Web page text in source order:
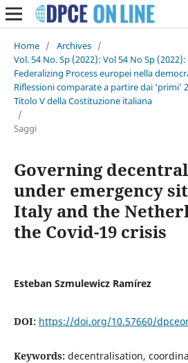
Home / Archives /
Vol. 54 No. Sp (2022): Vol 54 No Sp (2022):
Federalizing Process europei nella
Riflessioni comparate a partire dai ‘primi’
Titolo V della Costituzione italiana
/
Saggi
Governing
under emergency
Italy and the
the Covid-19 crisis
Esteban Szmulewicz Ramírez
DOI: https://doi.org/10.57660/
Keywords: decentralisation,